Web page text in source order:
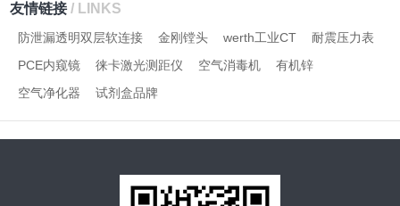
友情链接/ LINKS
防泄漏透明双层软连接 金刚镗头 werth工业CT
耐震压力表
PCE内窥镜
徕卡激光测距仪 空气消毒机
有机锌
空气净化器
试剂盒品牌